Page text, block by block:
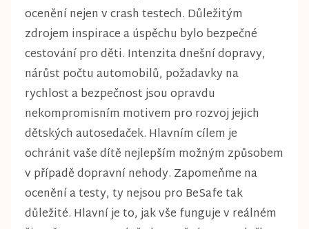
ocenění nejen v crash testech. Důležitým
zdrojem inspirace a úspěchu bylo bezpečné
cestování pro děti. Intenzita dnešní dopravy,
nárůst počtu automobilů, požadavky na
rychlost a bezpečnost jsou opravdu
nekompromisním motivem pro rozvoj jejich
dětských autosedaček. Hlavním cílem je
ochránit vaše dítě nejlepším možným způsobem
v případě dopravní nehody. Zapomeňme na
ocenění a testy, ty nejsou pro BeSafe tak
důležité. Hlavní je to, jak vše funguje v reálném